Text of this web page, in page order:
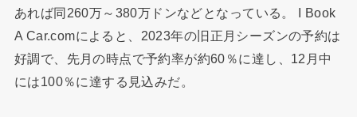
あれば同260万～380万ドンなどとなっている。 I Book
A Car.comによると、2023年の旧正月シーズンの予約は
好調で、先月の時点で予約率が約60％に達し、12月中
には100％に達する見込みだ。